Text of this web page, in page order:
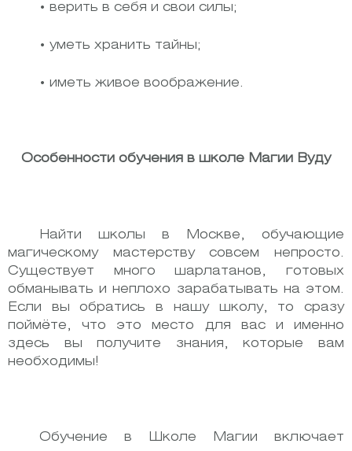
• верить в себя и свои силы;
• уметь хранить тайны;
• иметь живое воображение.
Особенности обучения в школе Магии Вуду
Найти школы в Москве, обучающие
магическому мастерству совсем непросто.
Существует много шарлатанов, готовых
обманывать и неплохо зарабатывать на этом.
Если вы обратись в нашу школу, то сразу
поймёте, что это место для вас и именно
здесь вы получите знания, которые вам
необходимы!
Обучение в Школе Магии включает